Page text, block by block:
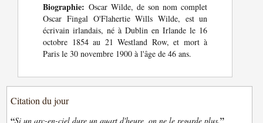
Biographie: Oscar Wilde, de son nom complet
Oscar Fingal O'Flahertie Wills Wilde, est un
écrivain irlandais, né à Dublin en Irlande le 16
octobre 1854 au 21 Westland Row, et mort à
Paris le 30 novembre 1900 à l'âge de 46 ans.
Citation du jour
“Si un arc-en-ciel dure un quart d'heure, on ne le regarde plus.”